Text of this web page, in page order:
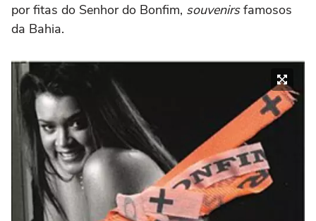
por fitas do Senhor do Bonfim, souvenirsfamosos
da Bahia.